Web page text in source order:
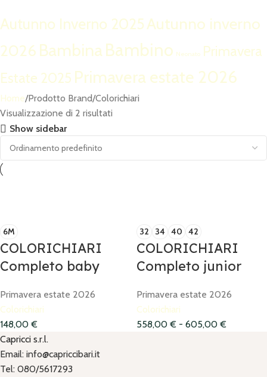
Autunno Inverno 2025Autunno inverno
2026 Bambina Bambino Neonato Primavera
Estate 2025 Primavera estate 2026
Home Prodotto Brand Colorichiari
Visualizzazione di 2 risultati
Show sidebar
6M
COLORICHIARI
Completo baby
Primavera estate 2026
Colorichiari
148,00 €
32 34 40 42
COLORICHIARI
Completo junior
Primavera estate 2026
Colorichiari
558,00 € - 605,00 €
Capricci s.r.l.
Email: info@capriccibari.it
Tel: 080/5617293